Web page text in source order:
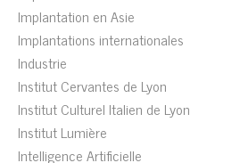
Implantation en Asie
Implantations internationales
Industrie
Institut Cervantes de Lyon
Institut Culturel Italien de Lyon
Institut Lumière
Intelligence Artificielle